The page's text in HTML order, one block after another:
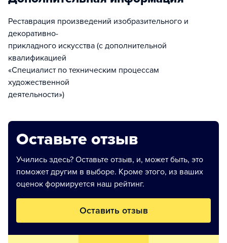
Реставрация произведений изобразительного и
декоративно-
прикладного искусства (с дополнительной
квалификацией
«Специалист по техническим процессам
художественной
деятельности»)
Оставьте отзыв
Учились здесь? Оставьте отзыв, и, может быть, это
поможет другим в выборе. Кроме этого, из ваших
оценок формируется наш рейтинг.
Оставить отзыв